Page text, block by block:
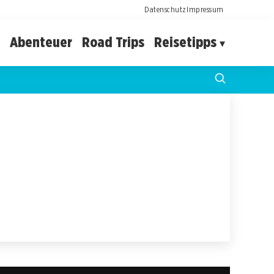
DatenschutzImpressum
Abenteuer Road Trips Reisetipps